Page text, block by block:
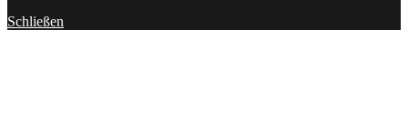
Schließen